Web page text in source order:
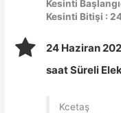
Kesinti
Kesinti Bitişi :
24 Haziran
saat Süreli
Kcetaş